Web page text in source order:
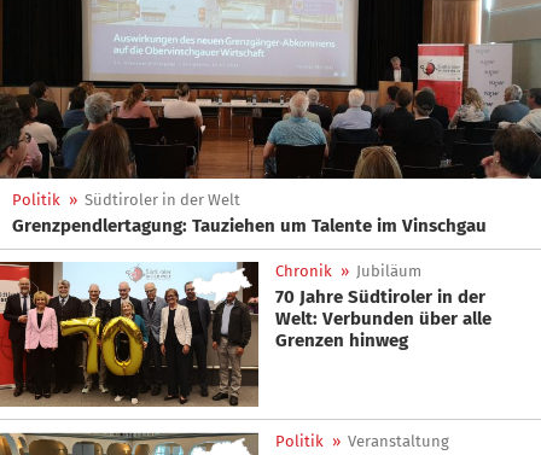
Politik » Südtiroler in der Welt
Grenzpendlertagung: Tauziehen um Talente im Vinschgau
Chronik » Jubiläum
70 Jahre Südtiroler in der
Welt: Verbunden über alle
Grenzen hinweg
Politik » Veranstaltung